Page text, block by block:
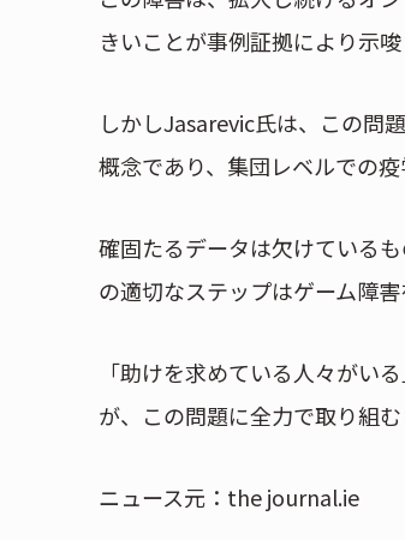
きいことが事例証拠により示唆
しかしJasarevic氏は、この問
概念であり、集団レベルでの
確固たるデータは欠けている
の適切なステップはゲーム障害
「助けを求めている人々がい
が、この問題に全力で取り組
ニュース元：the journal.ie